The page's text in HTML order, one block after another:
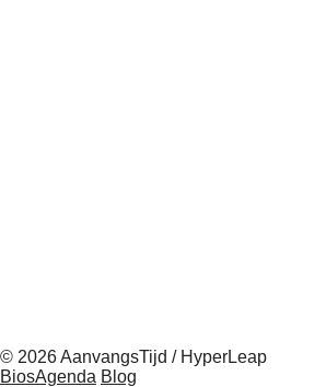
© 2026 AanvangsTijd / HyperLeap
BiosAgenda Blog